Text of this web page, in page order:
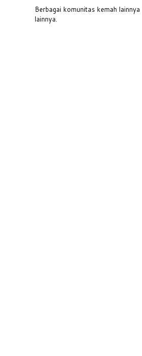
Berbagai komunitas kemah
lainnya.